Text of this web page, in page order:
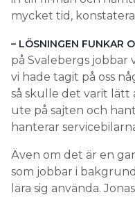
mycket tid,
– LÖSNINGEN FUNKAR
på Svalebergs jobbar
vi hade tagit på oss
så skulle det varit
ute på sajten och
hanterar
Även om det är en
som jobbar i
lära sig använda.